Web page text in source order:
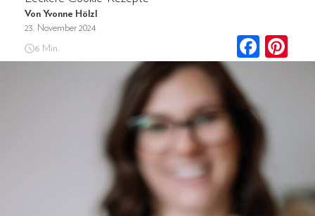
Von Yvonne Hölzl
23. November 2024
6 Min.